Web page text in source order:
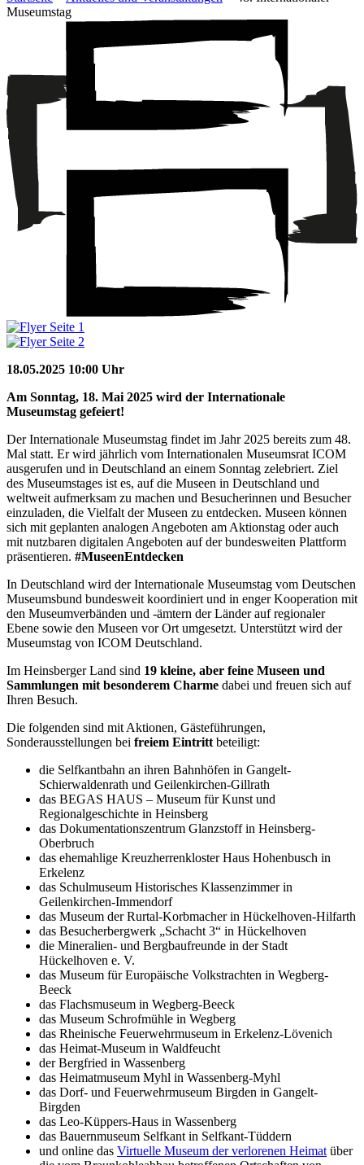
Museumstag
18.05.2025 10:00 Uhr
Am Sonntag, 18. Mai 2025 wird der Internationale
Museumstag gefeiert!
Der Internationale Museumstag findet im Jahr 2025 bereits zum 48.
Mal statt. Er wird jährlich vom Internationalen Museumsrat ICOM
ausgerufen und in Deutschland an einem Sonntag zelebriert. Ziel
des Museumstages ist es, auf die Museen in Deutschland und
weltweit aufmerksam zu machen und Besucherinnen und Besucher
einzuladen, die Vielfalt der Museen zu entdecken. Museen können
sich mit geplanten analogen Angeboten am Aktionstag oder auch
mit nutzbaren digitalen Angeboten auf der bundesweiten Plattform
präsentieren. #MuseenEntdecken
In Deutschland wird der Internationale Museumstag vom Deutschen
Museumsbund bundesweit koordiniert und in enger Kooperation mit
den Museumverbänden und -ämtern der Länder auf regionaler
Ebene sowie den Museen vor Ort umgesetzt. Unterstützt wird der
Museumstag von ICOM Deutschland.
Im Heinsberger Land sind 19 kleine, aber feine Museen und
Sammlungen mit besonderem Charme dabei und freuen sich auf
Ihren Besuch.
Die folgenden sind mit Aktionen, Gästeführungen,
Sonderausstellungen bei freiem Eintritt beteiligt:
die Selfkantbahn an ihren Bahnhöfen in Gangelt-
Schierwaldenrath und Geilenkirchen-Gillrath
das BEGAS HAUS – Museum für Kunst und
Regionalgeschichte in Heinsberg
das Dokumentationszentrum Glanzstoff in Heinsberg-
Oberbruch
das ehemahlige Kreuzherrenkloster Haus Hohenbusch in
Erkelenz
das Schulmuseum Historisches Klassenzimmer in
Geilenkirchen-Immendorf
das Museum der Rurtal-Korbmacher in Hückelhoven-Hilfarth
das Besucherbergwerk „Schacht 3“ in Hückelhoven
die Mineralien- und Bergbaufreunde in der Stadt
Hückelhoven e. V.
das Museum für Europäische Volkstrachten in Wegberg-
Beeck
das Flachsmuseum in Wegberg-Beeck
das Museum Schrofmühle in Wegberg
das Rheinische Feuerwehrmuseum in Erkelenz-Lövenich
das Heimat-Museum in Waldfeucht
der Bergfried in Wassenberg
das Heimatmuseum Myhl in Wassenberg-Myhl
das Dorf- und Feuerwehrmuseum Birgden in Gangelt-
Birgden
das Leo-Küppers-Haus in Wassenberg
das Bauernmuseum Selfkant in Selfkant-Tüddern
und online das Virtuelle Museum der verlorenen Heimat über